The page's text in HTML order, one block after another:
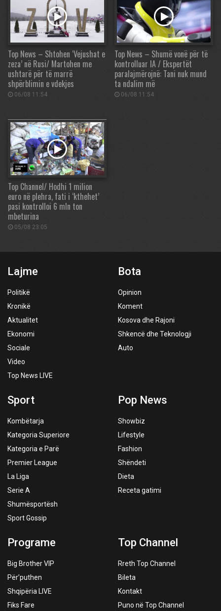
Top News – Shtohen ‘Vejushat e
zeza’ në Rusi/ Martohen me
ushtarë për të marrë
shpërblimin e vdekjes
06/08 11:54
Top News – Shumë vonë për të
kontrolluar IA / Ekspertët
paralajmërojnë: Tani nuk mund
ta ndalim më
06/08 11:54
Top Channel/ Hodhi 1 milion
euro në plehra, fati i ‘kthehet’
pasi kontrolloi 6 mln ton
mbeturina
05/08 23:05
Lajme
Politikë
Kronikë
Aktualitet
Ekonomi
Sociale
Video
Top News LIVE
Bota
Opinion
Koment
Kosova dhe Rajoni
Shkencë dhe Teknologji
Auto
Sport
Kombëtarja
Kategoria Superiore
Kategoria e Parë
Premier League
La Liga
Serie A
Shumësportësh
Sport Gossip
Pop News
Showbiz
Lifestyle
Fashion
Shëndeti
Dieta
Receta gatimi
Programe
Big Brother VIP
Për’puthen
Shqipëria LIVE
Fiks Fare
Top Channel
Rreth Top Channel
Bileta
Kontakt
Puno në Top Channel